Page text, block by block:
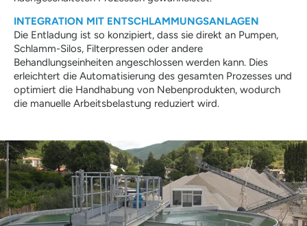
INTEGRATION MIT ENTSCHLAMMUNGSANLAGEN
Die Entladung ist so konzipiert, dass sie direkt an Pumpen,
Schlamm-Silos, Filterpressen oder andere
Behandlungseinheiten angeschlossen werden kann. Dies
erleichtert die Automatisierung des gesamten Prozesses und
optimiert die Handhabung von Nebenprodukten, wodurch
die manuelle Arbeitsbelastung reduziert wird.